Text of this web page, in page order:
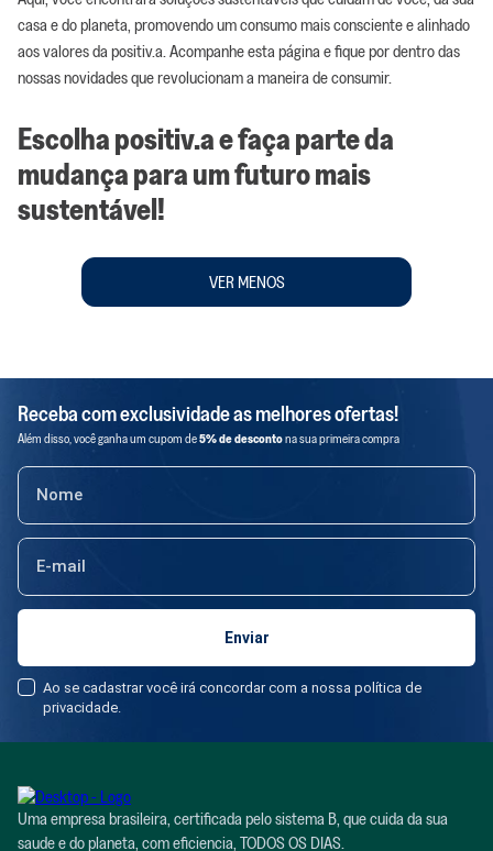
casa e do planeta, promovendo um consumo mais consciente e alinhado
aos valores da positiv.a. Acompanhe esta página e fique por dentro das
nossas novidades que revolucionam a maneira de consumir.
Escolha positiv.a e faça parte da
mudança para um futuro mais
sustentável!
VER MENOS
Receba com exclusividade as melhores ofertas!
Além disso, você ganha um cupom de5% de descontona sua primeira compra
Ao se cadastrar você irá concordar com a nossa política de
privacidade.
Uma empresa brasileira, certificada pelo sistema B, que cuida da sua
saude e do planeta, com eficiencia, TODOS OS DIAS.